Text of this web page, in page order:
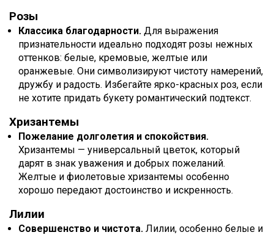
Розы
Классика благодарности. Для выражения
признательности идеально подходят розы нежных
оттенков: белые, кремовые, желтые или
оранжевые. Они символизируют чистоту намерений,
дружбу и радость. Избегайте ярко-красных роз, если
не хотите придать букету романтический подтекст.
Хризантемы
Пожелание долголетия и спокойствия.
Хризантемы — универсальный цветок, который
дарят в знак уважения и добрых пожеланий.
Желтые и фиолетовые хризантемы особенно
хорошо передают достоинство и искренность.
Лилии
Совершенство и чистота. Лилии, особенно белые и